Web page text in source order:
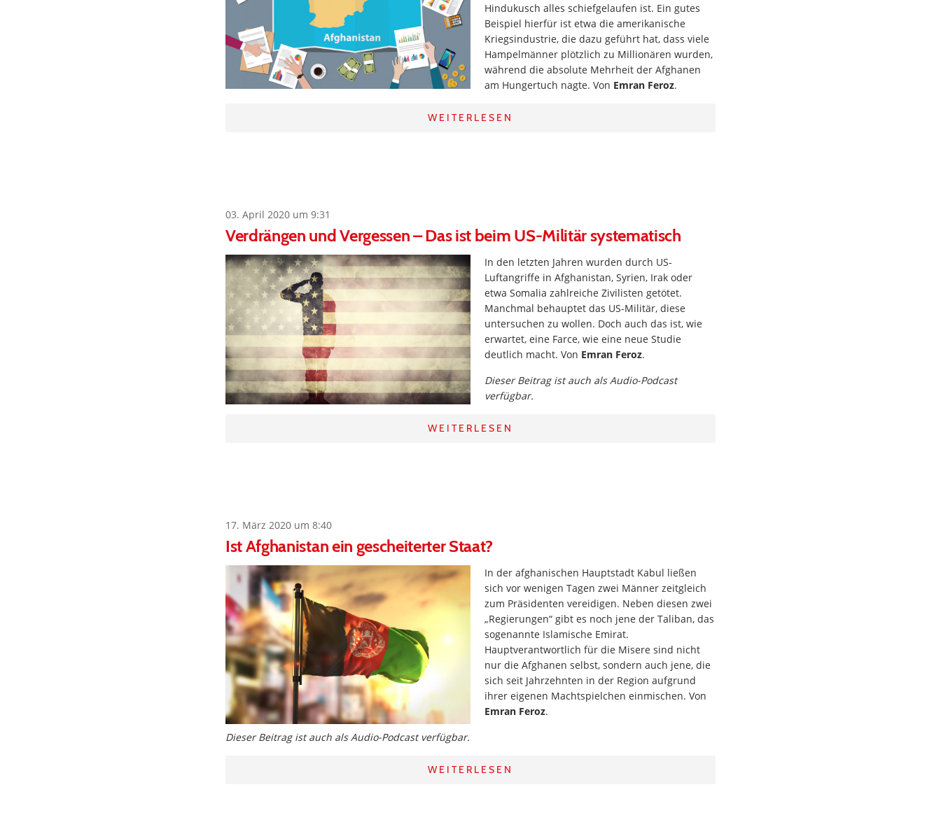
Hindukusch alles schiefgelaufen ist. Ein gutes
Beispiel hierfür ist etwa die amerikanische
Kriegsindustrie, die dazu geführt hat, dass viele
Hampelmänner plötzlich zu Millionären wurden,
während die absolute Mehrheit der Afghanen
am Hungertuch nagte. Von Emran Feroz.
WEITERLESEN
03. April 2020 um 9:31
Verdrängen und Vergessen – Das ist beim US-Militär systematisch
In den letzten Jahren wurden durch US-
Luftangriffe in Afghanistan, Syrien, Irak oder
etwa Somalia zahlreiche Zivilisten getötet.
Manchmal behauptet das US-Militär, diese
untersuchen zu wollen. Doch auch das ist, wie
erwartet, eine Farce, wie eine neue Studie
deutlich macht. Von Emran Feroz.
Dieser Beitrag ist auch als Audio-Podcast
verfügbar.
WEITERLESEN
17. März 2020 um 8:40
Ist Afghanistan ein gescheiterter Staat?
In der afghanischen Hauptstadt Kabul ließen
sich vor wenigen Tagen zwei Männer zeitgleich
zum Präsidenten vereidigen. Neben diesen zwei
„Regierungen“ gibt es noch jene der Taliban, das
sogenannte Islamische Emirat.
Hauptverantwortlich für die Misere sind nicht
nur die Afghanen selbst, sondern auch jene, die
sich seit Jahrzehnten in der Region aufgrund
ihrer eigenen Machtspielchen einmischen. Von
Emran Feroz.
Dieser Beitrag ist auch als Audio-Podcast verfügbar.
WEITERLESEN